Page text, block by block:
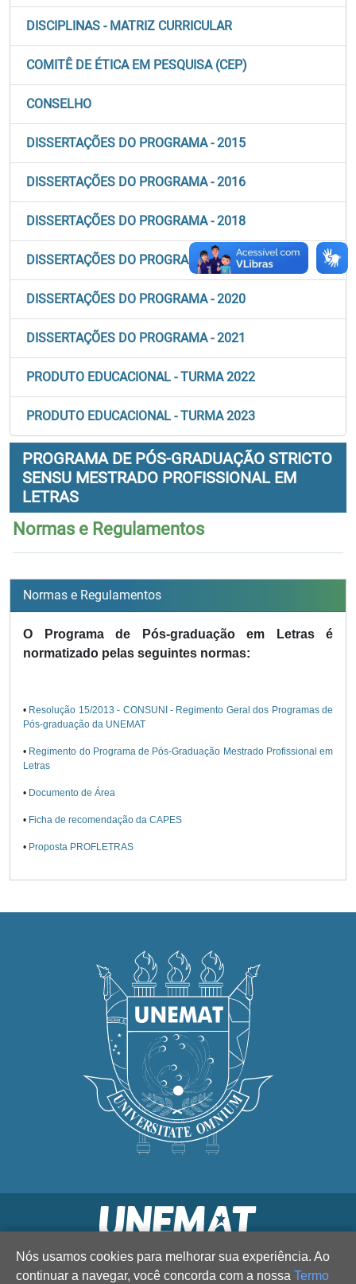
DISCIPLINAS - MATRIZ CURRICULAR
COMITÊ DE ÉTICA EM PESQUISA (CEP)
CONSELHO
DISSERTAÇÕES DO PROGRAMA - 2015
DISSERTAÇÕES DO PROGRAMA - 2016
DISSERTAÇÕES DO PROGRAMA - 2018
DISSERTAÇÕES DO PROGRAMA - 2019
DISSERTAÇÕES DO PROGRAMA - 2020
DISSERTAÇÕES DO PROGRAMA - 2021
PRODUTO EDUCACIONAL - TURMA 2022
PRODUTO EDUCACIONAL - TURMA 2023
PROGRAMA DE PÓS-GRADUAÇÃO STRICTO
SENSU MESTRADO PROFISSIONAL EM
LETRAS
Normas e Regulamentos
Normas e Regulamentos
O Programa de Pós-graduação em Letras é
normatizado pelas seguintes normas:
• Resolução 15/2013 - CONSUNI - Regimento Geral dos Programas de
Pós-graduação da UNEMAT
• Regimento do Programa de Pós-Graduação Mestrado Profissional em
Letras
• Documento de Área
• Ficha de recomendação da CAPES
• Proposta PROFLETRAS
Nós usamos cookies para melhorar sua experiência. Ao
continuar a navegar, você concorda com a nossa Termo